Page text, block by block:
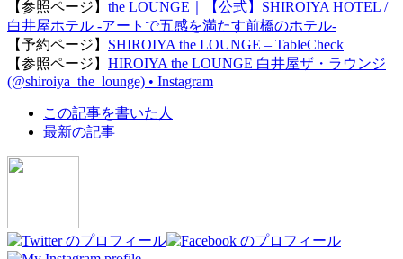
【参照ページ】 the LOUNGE｜【公式】SHIROIYA HOTEL /
白井屋ホテル -アートで五感を満たす前橋のホテル-
【予約ページ】 SHIROIYA the LOUNGE – TableCheck
【参照ページ】 HIROIYA the LOUNGE 白井屋ザ・ラウンジ
(@shiroiya_the_lounge) • Instagram
following
tabs
change
この記事を書いた人
最新の記事